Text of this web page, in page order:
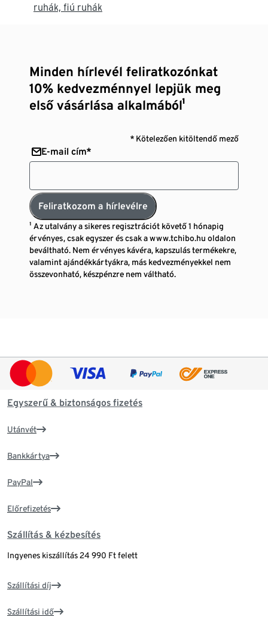
ruhák, fiú ruhák
Minden hírlevél feliratkozónkat
10% kedvezménnyel lepjük meg
első vásárlása alkalmából¹
* Kötelezően kitöltendő mező
E-mail cím*
Feliratkozom a hírlevélre
¹ Az utalvány a sikeres regisztrációt követő 1 hónapig
érvényes, csak egyszer és csak a www.tchibo.hu oldalon
beváltható. Nem érvényes kávéra, kapszulás termékekre,
valamint ajándékkártyákra, más kedvezményekkel nem
összevonható, készpénzre nem váltható.
Egyszerű & biztonságos fizetés
Utánvét
Bankkártya
PayPal
Előrefizetés
Szállítás & kézbesítés
Ingyenes kiszállítás 24 990 Ft felett
Szállítási díj
Szállítási idő